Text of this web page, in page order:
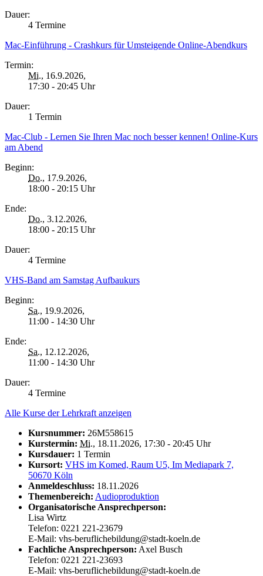
Dauer:
4 Termine
Mac-Einführung - Crashkurs für Umsteigende Online-Abendkurs
Termin:
Mi., 16.9.2026,
17:30 - 20:45 Uhr
Dauer:
1 Termin
Mac-Club - Lernen Sie Ihren Mac noch besser kennen! Online-Kurs
am Abend
Beginn:
Do., 17.9.2026,
18:00 - 20:15 Uhr
Ende:
Do., 3.12.2026,
18:00 - 20:15 Uhr
Dauer:
4 Termine
VHS-Band am Samstag Aufbaukurs
Beginn:
Sa., 19.9.2026,
11:00 - 14:30 Uhr
Ende:
Sa., 12.12.2026,
11:00 - 14:30 Uhr
Dauer:
4 Termine
Alle Kurse der Lehrkraft anzeigen
Kursnummer: 26M558615
Kurstermin: Mi., 18.11.2026, 17:30 - 20:45 Uhr
Kursdauer: 1 Termin
Kursort: VHS im Komed, Raum U5, Im Mediapark 7,
50670 Köln
Anmeldeschluss: 18.11.2026
Themenbereich: Audioproduktion
Organisatorische Ansprechperson:
Lisa Wirtz
Telefon: 0221 221-23679
E-Mail: vhs-beruflichebildung@stadt-koeln.de
Fachliche Ansprechperson: Axel Busch
Telefon: 0221 221-23693
E-Mail: vhs-beruflichebildung@stadt-koeln.de